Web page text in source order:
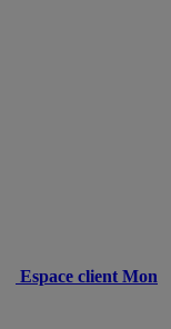
Espace client Mon